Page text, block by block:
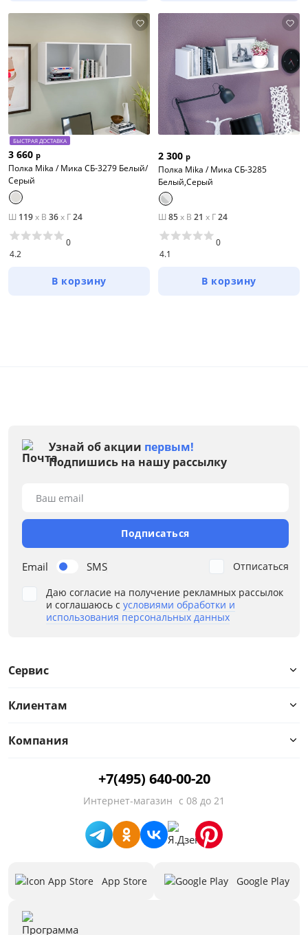
Тип товара
Кровати детские
Серый
Размер
Глубина, мм
БЫСТРАЯ ДОСТАВКА
3 660 р
Полка Mika / Мика СБ-3279 Белый/
Серый
Ш 119x В 36x Г24
4.2
0
В корзину
2 300 р
Полка Mika / Мика СБ-3285
Белый,Серый
Ш 85x В 21 x Г24
4.1
0
В корзину
Узнай об акции первым!
Подпишись на нашу рассылку
Email SMS
Ваш email
Подписаться
Даю согласие на получение рекламных рассылок
и соглашаюсь с условиями обработки и
использования персональных данных
Отписаться
Сервис
Клиентам
Компания
+7(495) 640-00-20
Интернет-магазин с 08 до 21
App Store Google Play